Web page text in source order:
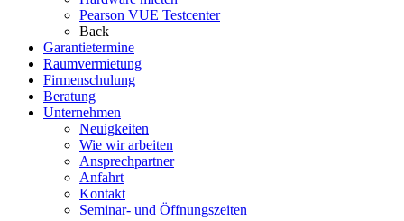
Pearson VUE Testcenter
Back
Garantietermine
Raumvermietung
Firmenschulung
Beratung
Unternehmen
Neuigkeiten
Wie wir arbeiten
Ansprechpartner
Anfahrt
Kontakt
Seminar- und Öffnungszeiten